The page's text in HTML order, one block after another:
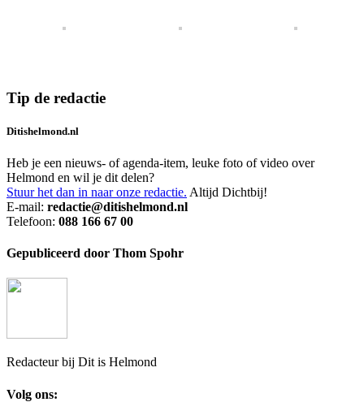
Tip de redactie
Ditishelmond.nl
Heb je een nieuws- of agenda-item, leuke foto of video over
Helmond en wil je dit delen?
Stuur het dan in naar onze redactie. Altijd Dichtbij!
E-mail: redactie@ditishelmond.nl
Telefoon: 088 166 67 00
Gepubliceerd door Thom Spohr
Redacteur bij Dit is Helmond
Volg ons: